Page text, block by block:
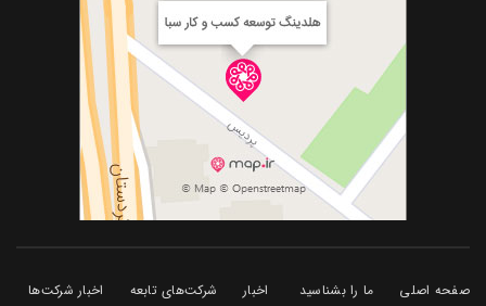
صفحه اصلی ما را بشناسید اخبار شرکت‌های تابعه اخبار شرکت‌ها